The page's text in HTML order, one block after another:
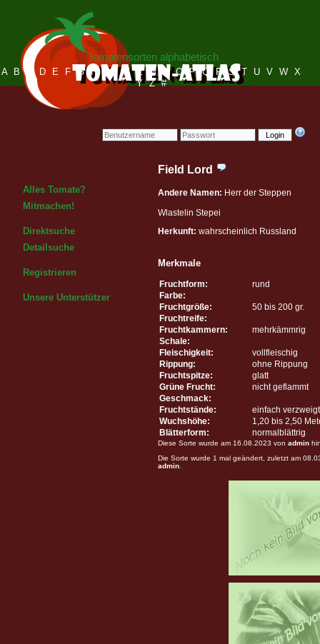
Login
Tomatensorten alphabetisch
A B C D E F G H I J K L M N O P Q R S T U V W X
Y Z #
Alles Tomate?
Mitmachen!
Direktsuche
Detailsuche
Registrieren
Unsere Unterstützer
Field Lord
Andere Namen: Herr der Steppen
Wlastelin Stepei
Herkunft: wahrscheinlich Russland
Merkmale
Fruchtform:
rund
Farbe:
Fruchtgröße:
50 bis 200 gr.
Fruchtreife:
Fruchtkammern:
mehrkämmrig
Schale:
Fleischigkeit:
vollfleischig
Rippung:
ohne Rippung
Fruchtspitze:
glatt
Grüne Frucht:
nicht geflammt
Geschmack:
Fruchtstände:
einfach verzweigt
Wuchshöhe:
1,20 bis 2,50
Blätterform:
normalblättrig
Diese Sorte wurde am 16.08.2023 von admin
Die Sorte wurde 1 mal geändert, zuletzt am
admin